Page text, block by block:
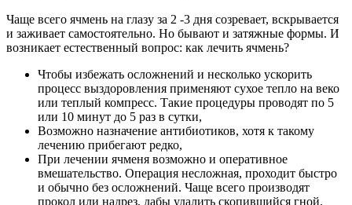
Чаще всего ячмень на глазу за 2 -3 дня созревает, вскрывается
и заживает самостоятельно. Но бывают и затяжные формы. И
возникает естественный вопрос: как лечить ячмень?
Чтобы избежать осложнений и несколько ускорить
процесс выздоровления применяют сухое тепло на веко
или теплый компресс. Такие процедуры проводят по 5
или 10 минут до 5 раз в сутки,
Возможно назначение антибиотиков, хотя к такому
лечению прибегают редко,
При лечении ячменя возможно и оперативное
вмешательство. Операция несложная, проходит быстро
и обычно без осложнений. Чаще всего производят
прокол или надрез, дабы удалить скопившийся гной.